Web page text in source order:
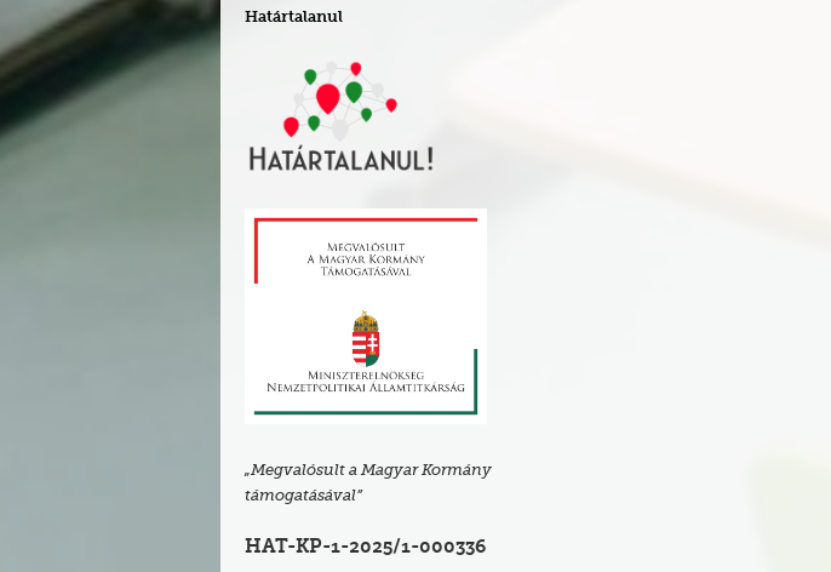
Határtalanul
„Megvalósult a Magyar Kormány
támogatásával”
HAT-KP-1-2025/1-000336